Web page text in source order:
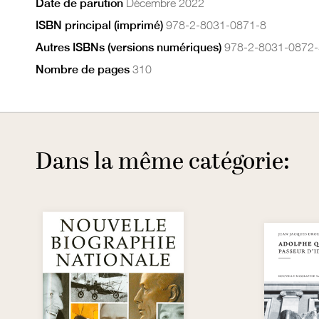
Date de parution Décembre 2022
ISBN principal (imprimé) 978-2-8031-0871-8
Autres ISBNs (versions numériques) 978-2-8031-
Nombre de pages 310
Dans la même catégorie: